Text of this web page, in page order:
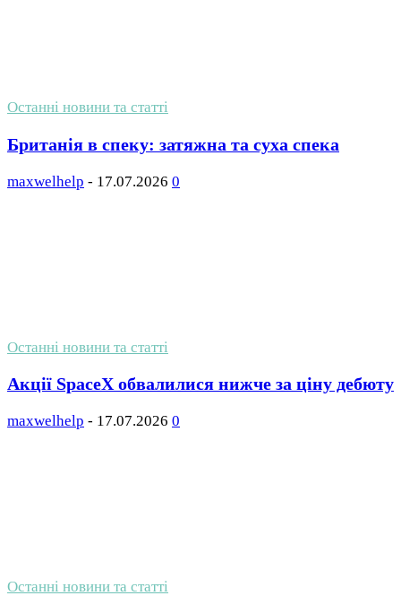
Останні новини та статті
Британія в спеку: затяжна та суха спека
maxwelhelp - 17.07.2026 0
Останні новини та статті
Акції SpaceX обвалилися нижче за ціну дебюту
maxwelhelp - 17.07.2026 0
Останні новини та статті